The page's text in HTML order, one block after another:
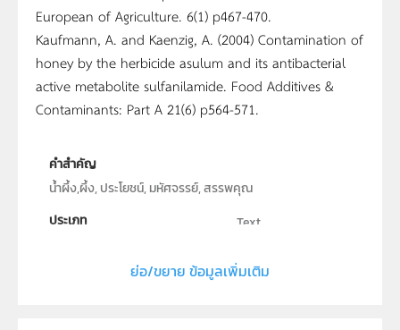
European of Agriculture. 6(1) p467-470.
Kaufmann, A. and Kaenzig, A. (2004) Contamination of
honey by the herbicide asulum and its antibacterial
active metabolite sulfanilamide. Food Additives &
Contaminants: Part A 21(6) p564-571.
คำสำคัญ
น้ำผึ้ง,ผึ้ง, ประโยชน์, มหัศจรรย์, สรรพคุณ
ประเภท
Text
ย่อ/ขยาย ข้อมูลเพิ่มเติม